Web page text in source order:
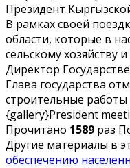
Президент
В рамках своей
области, которые в
сельскому
Директор
Глава государства
строительные работы
{gallery}President
Прочитано 1589 раз
Другие материалы в
обеспечению